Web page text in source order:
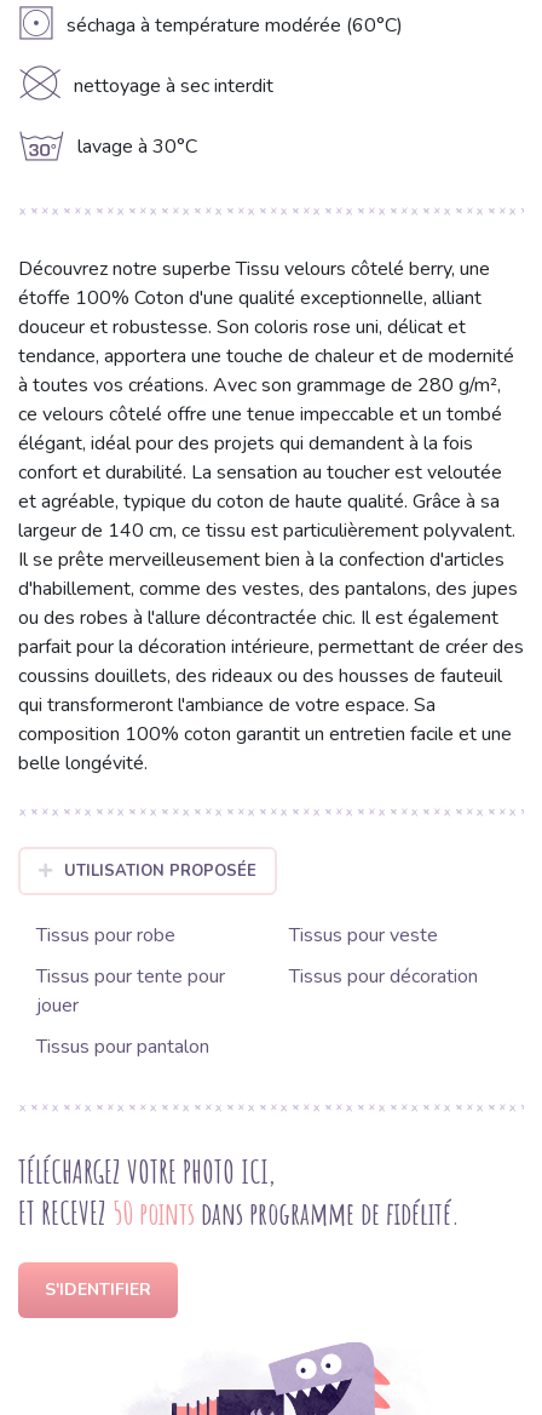
V séchaga à température modérée (60°C)
K nettoyage à sec interdit
g lavage à 30°C
Découvrez notre superbe Tissu velours côtelé berry, une
étoffe 100% Coton d'une qualité exceptionnelle, alliant
douceur et robustesse. Son coloris rose uni, délicat et
tendance, apportera une touche de chaleur et de modernité
à toutes vos créations. Avec son grammage de 280 g/m²,
ce velours côtelé offre une tenue impeccable et un tombé
élégant, idéal pour des projets qui demandent à la fois
confort et durabilité. La sensation au toucher est veloutée
et agréable, typique du coton de haute qualité. Grâce à sa
largeur de 140 cm, ce tissu est particulièrement polyvalent.
Il se prête merveilleusement bien à la confection d'articles
d'habillement, comme des vestes, des pantalons, des jupes
ou des robes à l'allure décontractée chic. Il est également
parfait pour la décoration intérieure, permettant de créer des
coussins douillets, des rideaux ou des housses de fauteuil
qui transformeront l'ambiance de votre espace. Sa
composition 100% coton garantit un entretien facile et une
belle longévité.
UTILISATION PROPOSÉE
Tissus pour robe
Tissus pour veste
Tissus pour tente pour
jouer
Tissus pour décoration
Tissus pour pantalon
TÉLÉCHARGEZ VOTRE PHOTO ICI,
ET RECEVEZ 50 points dans programme de fidélité.
S'IDENTIFIER